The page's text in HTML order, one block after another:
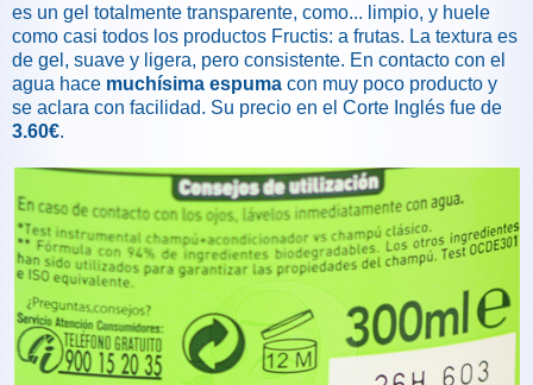
es un gel totalmente transparente, como... limpio, y huele
como casi todos los productos Fructis: a frutas. La textura es
de gel, suave y ligera, pero consistente. En contacto con el
agua hace muchísima espuma con muy poco producto y
se aclara con facilidad. Su precio en el Corte Inglés fue de
3.60€.